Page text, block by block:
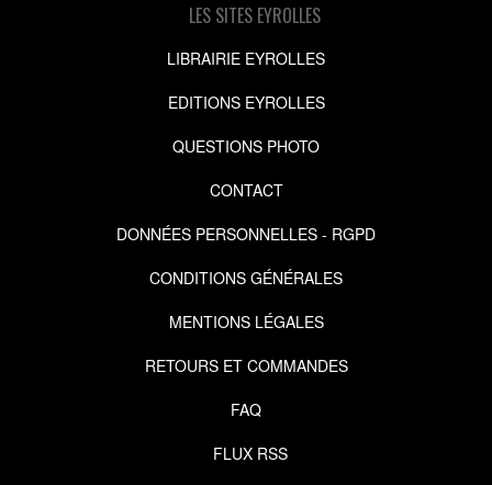
LES SITES EYROLLES
LIBRAIRIE EYROLLES
EDITIONS EYROLLES
QUESTIONS PHOTO
CONTACT
DONNÉES PERSONNELLES - RGPD
CONDITIONS GÉNÉRALES
MENTIONS LÉGALES
RETOURS ET COMMANDES
FAQ
FLUX RSS